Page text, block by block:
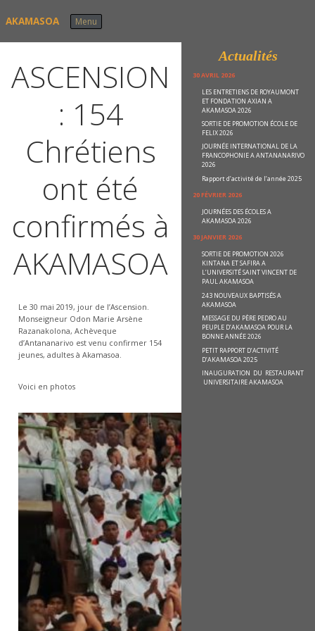
AKAMASOA Menu
ASCENSION
: 154
Chrétiens
ont été
confirmés à
AKAMASOA
Le 30 mai 2019, jour de l’Ascension.
Monseigneur Odon Marie Arsène
Razanakolona, Achèveque
d’Antananarivo est venu confirmer 154
jeunes, adultes à Akamasoa.
Voici en photos
Actualités
30 AVRIL 2026
LES ENTRETIENS DE ROYAUMONT
ET FONDATION AXIAN A
AKAMASOA 2026
SORTIE DE PROMOTION ÉCOLE DE
FELIX 2026
JOURNÉE INTERNATIONAL DE LA
FRANCOPHONIE A ANTANANARIVO
2026
Rapport d’activité de l’année 2025
20 FÉVRIER 2026
JOURNÉES DES ÉCOLES A
AKAMASOA 2026
30 JANVIER 2026
SORTIE DE PROMOTION 2026
KINTANA ET SAFIRA A
L’UNIVERSITÉ SAINT VINCENT DE
PAUL AKAMASOA
243 NOUVEAUX BAPTISÉS A
AKAMASOA
MESSAGE DU PÈRE PEDRO AU
PEUPLE D’AKAMASOA POUR LA
BONNE ANNÉE 2026
PETIT RAPPORT D’ACTIVITÉ
D’AKAMASOA 2025
INAUGURATION DU RESTAURANT
UNIVERSITAIRE AKAMASOA